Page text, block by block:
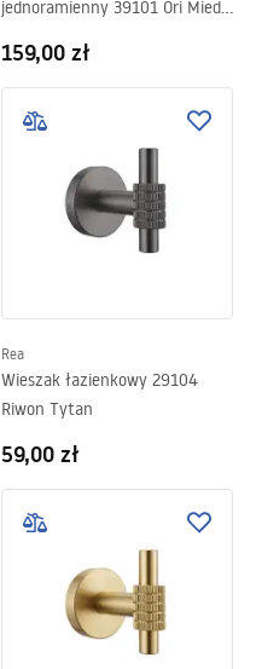
jednoramienny 39101 Ori Miedź
159,00 zł
Rea
Wieszak łazienkowy 29104
Riwon Tytan
59,00 zł